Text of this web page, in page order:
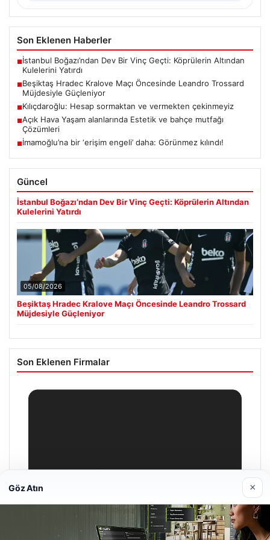
Son Eklenen Haberler
■İstanbul Boğazı’ndan Dev Bir Vinç Geçti: Köprülerin Altından
Kulelerini Yatırdı
■Beşiktaş Hradec Kralove Maçı Öncesinde Leandro Trossard
Müjdesiyle Güçleniyor
■Kılıçdaroğlu: Hesap sormaktan ve vermekten çekinmeyiz
■Açık Hava Yaşam alanlarında Estetik ve bahçe mutfağı
Çözümleri
■İmamoğlu’na bir ‘erişim engeli’ daha: Görünmez kılındı!
Güncel
İstanbul Boğazı’ndan Dev Bir Vinç Geçti: Köprülerin Altından
Kulelerini Yatırdı
05/08/2026
Beşiktaş Hradec Kralove Maçı Öncesinde Leandro Trossard
Müjdesiyle Güçleniyor
Son Eklenen Firmalar
Göz Atın ×